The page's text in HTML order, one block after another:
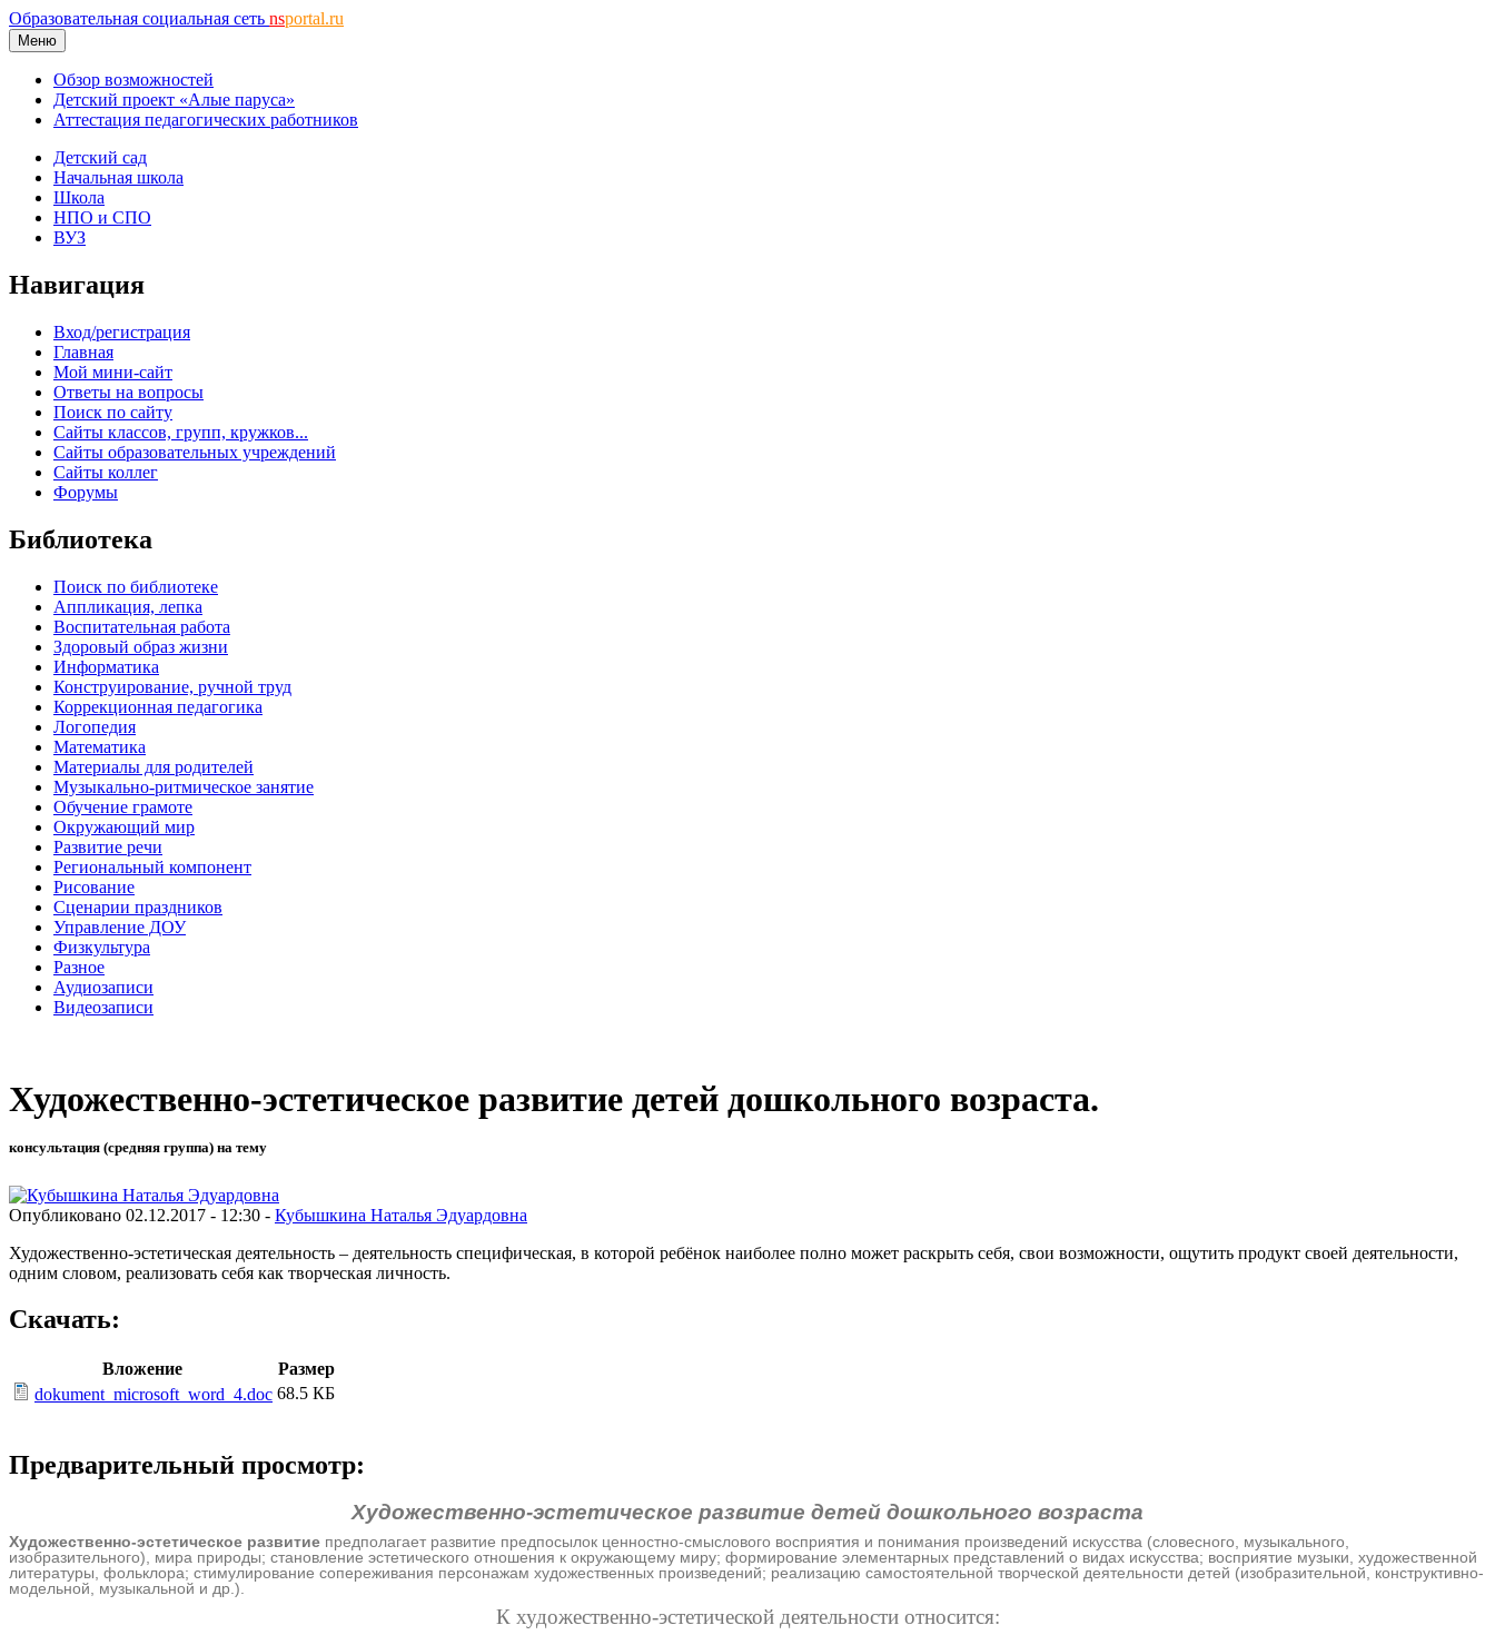
Образовательная социальная сеть nsportal.ru
Меню
Обзор возможностей
Детский проект «Алые паруса»
Аттестация педагогических работников
Детский сад
Начальная школа
Школа
НПО и СПО
ВУЗ
Навигация
Вход/регистрация
Главная
Мой мини-сайт
Ответы на вопросы
Поиск по сайту
Сайты классов, групп, кружков...
Сайты образовательных учреждений
Сайты коллег
Форумы
Библиотека
Поиск по библиотеке
Аппликация, лепка
Воспитательная работа
Здоровый образ жизни
Информатика
Конструирование, ручной труд
Коррекционная педагогика
Логопедия
Математика
Материалы для родителей
Музыкально-ритмическое занятие
Обучение грамоте
Окружающий мир
Развитие речи
Региональный компонент
Рисование
Сценарии праздников
Управление ДОУ
Физкультура
Разное
Аудиозаписи
Видеозаписи
Художественно-эстетическое развитие детей дошкольного возраста.
консультация (средняя группа) на тему
Опубликовано 02.12.2017 - 12:30 - Кубышкина Наталья Эдуардовна
Художественно-эстетическая деятельность – деятельность специфическая, в которой ребёнок наиболее полно может раскрыть себя, свои возможности, ощутить продукт своей деятельности,
одним словом, реализовать себя как творческая личность.
Скачать:
Вложение
Размер
dokument_microsoft_word_4.doc 68.5 КБ
Предварительный просмотр:
Художественно-эстетическое развитие детей дошкольного возраста
Художественно-эстетическое развитие предполагает развитие предпосылок ценностно-смыслового восприятия и понимания произведений искусства (словесного, музыкального,
изобразительного), мира природы; становление эстетического отношения к окружающему миру; формирование элементарных представлений о видах искусства; восприятие музыки, художественной
литературы, фольклора; стимулирование сопереживания персонажам художественных произведений; реализацию самостоятельной творческой деятельности детей (изобразительной, конструктивно-
модельной, музыкальной и др.).
К художественно-эстетической деятельности относится: